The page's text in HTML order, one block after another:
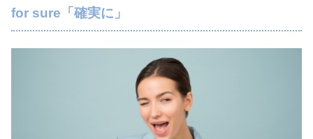
for sure「確実に」